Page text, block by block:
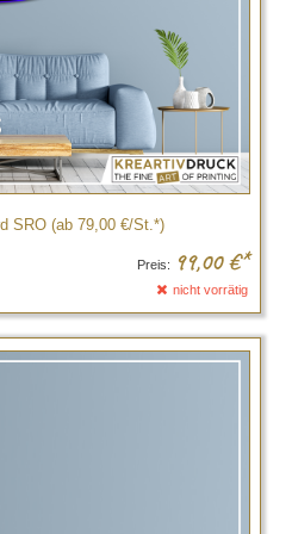
SRO (ab 79,00 €/St.*)
Preis: 99,00 €*
nicht vorrätig